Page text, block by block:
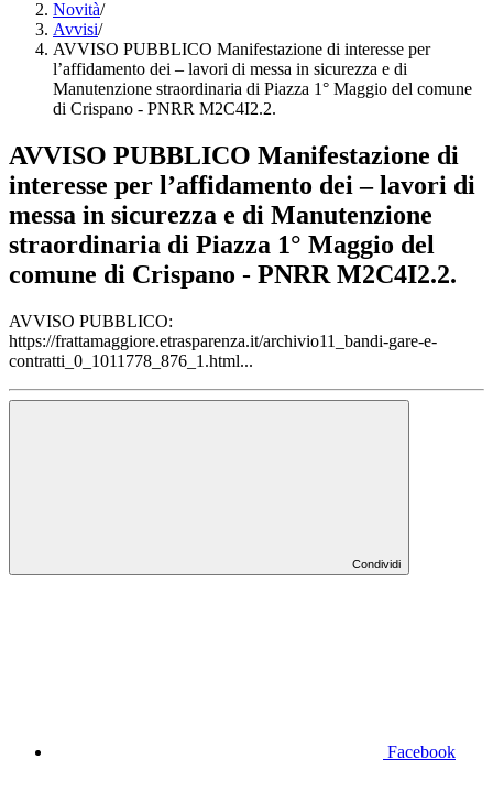
Novità/
Avvisi/
AVVISO PUBBLICO Manifestazione di interesse per
l’affidamento dei – lavori di messa in sicurezza e di
Manutenzione straordinaria di Piazza 1° Maggio del comune
di Crispano - PNRR M2C4I2.2.
AVVISO PUBBLICO Manifestazione di
interesse per l’affidamento dei – lavori di
messa in sicurezza e di Manutenzione
straordinaria di Piazza 1° Maggio del
comune di Crispano - PNRR M2C4I2.2.
AVVISO PUBBLICO:
https://frattamaggiore.etrasparenza.it/archivio11_bandi-gare-e-
contratti_0_1011778_876_1.html...
Condividi
Facebook